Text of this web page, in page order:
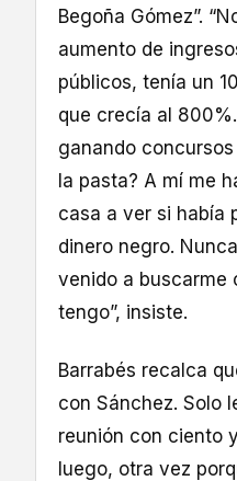
Begoña Gómez”.
aumento de
públicos, tenía un
que crecía al
ganando
la pasta? A mí me
casa a ver si había
dinero negro.
venido a buscarme
tengo”, insiste.
Barrabés recalca
con Sánchez. Solo
reunión con ciento
luego, otra vez